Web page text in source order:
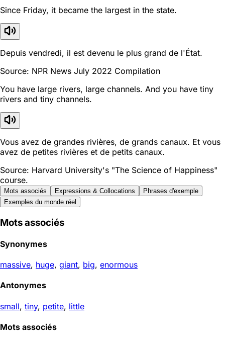
Since Friday, it became the largest in the state.
Depuis vendredi, il est devenu le plus grand de l'État.
Source: NPR News July 2022 Compilation
You have large rivers, large channels. And you have tiny
rivers and tiny channels.
Vous avez de grandes rivières, de grands canaux. Et vous
avez de petites rivières et de petits canaux.
Source: Harvard University's "The Science of Happiness"
course.
Mots associés Expressions & Collocations
Phrases d'exemple
Exemples du monde réel
Mots associés
Synonymes
massive, huge, giant, big, enormous
Antonymes
small, tiny, petite, little
Mots associés